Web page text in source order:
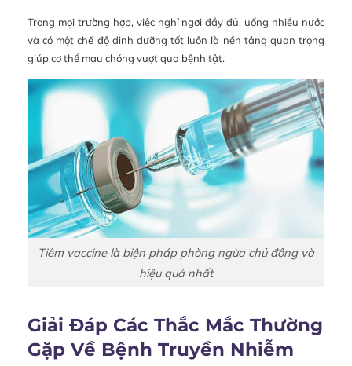
Trong mọi trường hợp, việc nghỉ ngơi đầy đủ, uống nhiều nước
và có một chế độ dinh dưỡng tốt luôn là nền tảng quan trọng
giúp cơ thể mau chóng vượt qua bệnh tật.
Tiêm vaccine là biện pháp phòng ngừa chủ động và
hiệu quả nhất
Giải Đáp Các Thắc Mắc Thường
Gặp Về Bệnh Truyền Nhiễm